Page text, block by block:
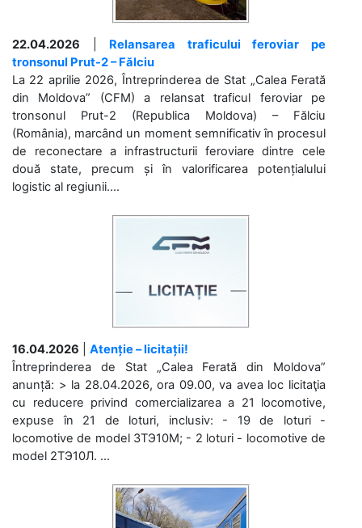
22.04.2026
Relansarea traficului feroviar pe
tronsonul Prut-2 – Fălciu
La 22 aprilie 2026, Întreprinderea de Stat „Calea Ferată
din Moldova” (CFM) a relansat traficul feroviar pe
tronsonul Prut-2 (Republica Moldova) – Fălciu
(România), marcând un moment semnificativ în procesul
de reconectare a infrastructurii feroviare dintre cele
două state, precum și în valorificarea potențialului
logistic al regiunii....
16.04.2026
Atenție – licitații!
Întreprinderea de Stat „Calea Ferată din Moldova”
anunță: > la 28.04.2026, ora 09.00, va avea loc licitaţia
cu reducere privind comercializarea a 21 locomotive,
expuse în 21 de loturi, inclusiv: - 19 de loturi -
locomotive de model 3ТЭ10М; - 2 loturi - locomotive de
model 2ТЭ10Л. ...